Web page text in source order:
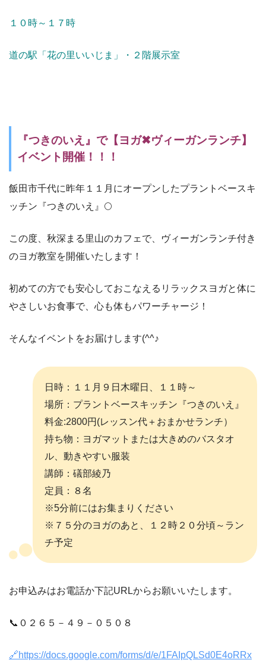
１０時～１７時
道の駅「花の里いいじま」・２階展示室
『つきのいえ』で【ヨガ✖ヴィーガンランチ】
イベント開催！！！
飯田市千代に昨年１１月にオープンしたプラントベースキ
ッチン『つきのいえ』🌕
この度、秋深まる里山のカフェで、ヴィーガンランチ付き
のヨガ教室を開催いたします！
初めての方でも安心しておこなえるリラックスヨガと体に
やさしいお食事で、心も体もパワーチャージ！
そんなイベントをお届けします(^^♪
日時：１１月９日木曜日、１１時～
場所：プラントベースキッチン『つきのいえ』
料金:2800円(レッスン代＋おまかせランチ）
持ち物：ヨガマットまたは大きめのバスタオ
ル、動きやすい服装
講師：礒部綾乃
定員：８名
※5分前にはお集まりください
※７５分のヨガのあと、１２時２０分頃～ラン
チ予定
お申込みはお電話か下記URLからお願いいたします。
📞０２６５－４９－０５０８
🔗https://docs.google.com/forms/d/e/1FAIpQLSd0E4oRRx